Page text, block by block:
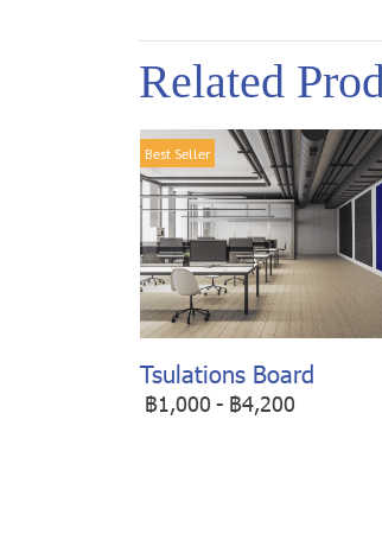
Related
Best Seller
Tsulations Board
฿1,000 - ฿4,200